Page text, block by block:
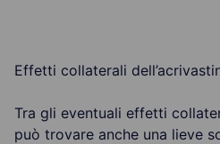
Effetti collaterali
Tra gli eventuali effetti
può trovare anche una lieve